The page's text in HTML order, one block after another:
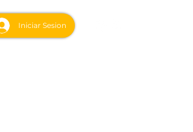
Iniciar Sesion